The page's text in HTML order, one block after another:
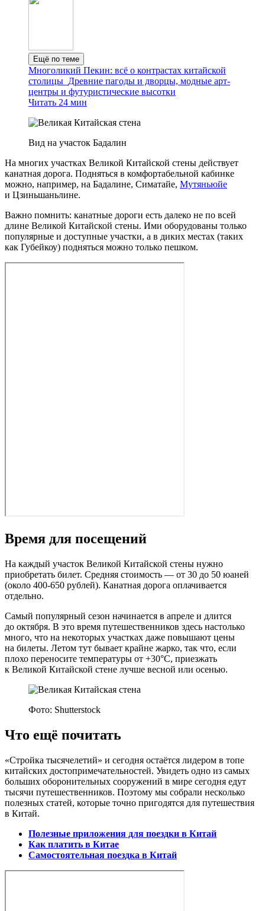
Ещё по теме
Многоликий Пекин: всё о контрастах китайской
столицы Древние пагоды и дворцы, модные арт-
центры и футуристические высотки
Читать 24 мин
Вид на участок Бадалин
На многих участках Великой Китайской стены действует
канатная дорога. Подняться в комфортабельной кабинке
можно, например, на Бадалине, Симатайе, Мутяньюйе
и Цзиньшаньлине.
Важно помнить: канатные дороги есть далеко не по всей
длине Великой Китайской стены. Ими оборудованы только
популярные и доступные участки, а в диких местах (таких
как Губейкоу) подняться можно только пешком.
Время для посещений
На каждый участок Великой Китайской стены нужно
приобретать билет. Средняя стоимость — от 30 до 50 юаней
(около 400-650 рублей). Канатная дорога оплачивается
отдельно.
Самый популярный сезон начинается в апреле и длится
до октября. В это время путешественников здесь настолько
много, что на некоторых участках даже повышают цены
на билеты. Летом тут бывает крайне жарко, так что, если
плохо переносите температуры от +30°C, приезжать
к Великой Китайской стене лучше весной или осенью.
Фото: Shutterstock
Что ещё почитать
«Стройка тысячелетий» и сегодня остаётся лидером в топе
китайских до­сто­при­ме­ча­тель­но­стей. Увидеть одно из самых
больших оборонительных сооружений в мире сегодня едут
тысячи путешественников. Поэтому мы собрали несколько
полезных статей, которые точно пригодятся для путешествия
в Китай.
Полезные приложения для поездки в Китай
Как платить в Китае
Самостоятельная поездка в Китай